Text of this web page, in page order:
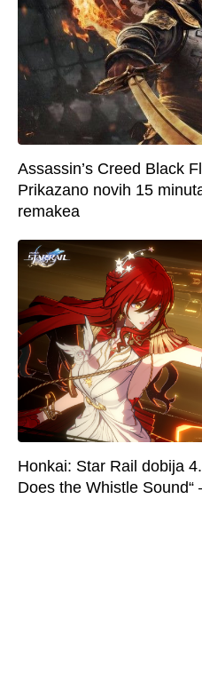
Assassin’s Creed Black
Prikazano novih 15
remakea
Honkai: Star Rail dobija
Does the Whistle Sound“